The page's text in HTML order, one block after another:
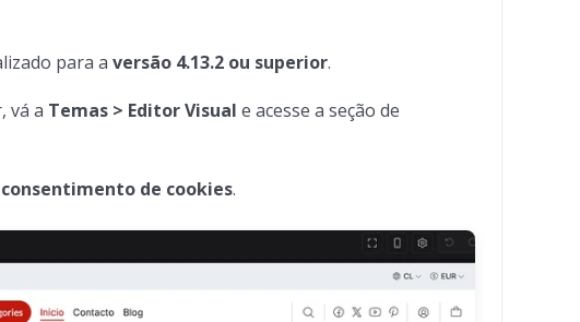
para a versão 4.13.2 ou superior.
vá a Temas > Editor Visual e acesse a seção de
de cookies.